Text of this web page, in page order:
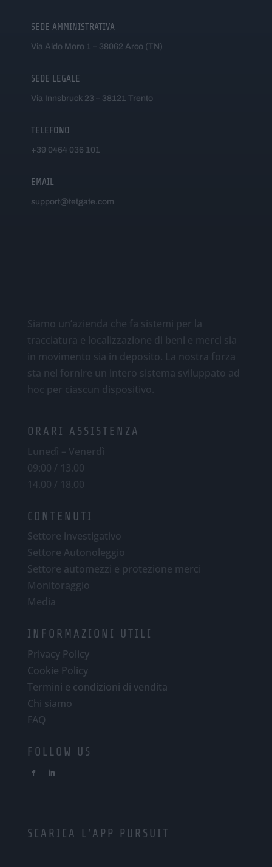
SEDE AMMINISTRATIVA
Via Aldo Moro 1 – 38062 Arco (TN)
SEDE LEGALE
Via Innsbruck 23 – 38121 Trento
TELEFONO
+39 0464 036 101
EMAIL
support@tetgate.com
Siamo un’azienda che fa sistemi per la
tracciatura e localizzazione di beni e merci sia
in movimento sia in deposito. La nostra forza
sta nel fornire un intero sistema sviluppato ad
hoc per ciascun dispositivo.
ORARI ASSISTENZA
Lunedì – Venerdì
09:00 / 13.00
14.00 / 18.00
CONTENUTI
Settore investigativo
Settore Autonoleggio
Settore automezzi e protezione merci
Monitoraggio
Media
INFORMAZIONI UTILI
Privacy Policy
Cookie Policy
Termini e condizioni di vendita
Chi siamo
FAQ
FOLLOW US
SCARICA L’APP PURSUIT